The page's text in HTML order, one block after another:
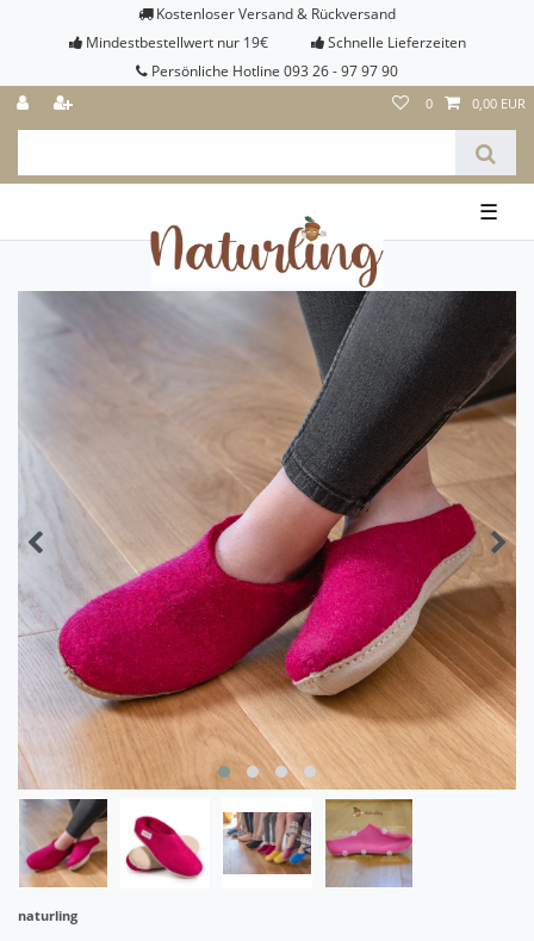
Kostenloser Versand & Rückversand
Mindestbestellwert nur 19€
Schnelle Lieferzeiten
Persönliche Hotline 093 26 - 97 97 90
0 0,00 EUR
☰
naturling